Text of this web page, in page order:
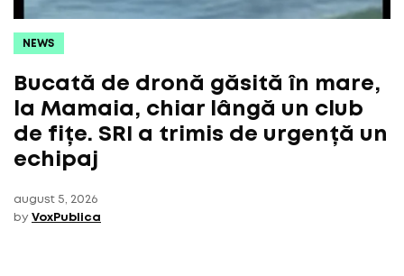
NEWS
Bucată de dronă găsită în mare,
la Mamaia, chiar lângă un club
de fițe. SRI a trimis de urgență un
echipaj
august 5, 2026
by VoxPublica